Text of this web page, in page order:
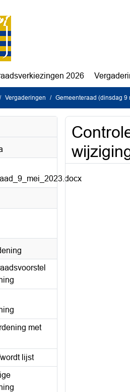
2026
Vergaderingen Gemeenteraad (dinsdag 9
met
lijst